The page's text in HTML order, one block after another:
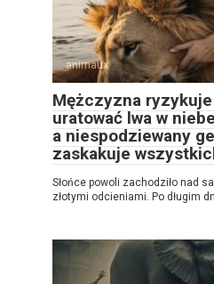
animaux
Mężczyzna
uratować lwa w
a niespodziewany
zaskakuje
Słońce powoli zachodziło nad
złotymi odcieniami. Po długim